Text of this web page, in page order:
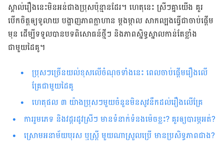
ស្គាល់​រឿង​នេះ​មិន​អន់​ជាង​ប្រុសប៉ុន្មានដែរ។ ហេតុនេះ ស្រីៗ​គ្នា​យើង​ គួរ​
បើក​ចិត្ត​ឲ្យ​ទូលាយ បង្ហាញ​ភាព​ក្លាហាន ម្តងម្កាល ​សាកល្បង​ធ្វើ​ជា​ចាប់ផ្តើម​
មុន​ ដើម្បី​ទទួល​បាន​បទ​ពិសោធន៍​ថ្មីៗ និង​ភាព​ស្និទ្ធ​ស្នាល​កាន់​តែ​ខ្លាំង​
ជាមួយ​ដៃគូ។​
ប្រុសៗច្រើនយល់ខុសលើចំណុចទាំងនេះ ពេលចាប់​ផ្ដើម​រឿងលើ
គ្រែជាមួយដៃគូ
ហេតុផល​ ៣ យ៉ាងប្រុសៗមួយចំនួន​មិន​សូវ​នឹកដល់​រឿងលើគ្រែ
ការរួមភេទ និងវដ្តរដូវស្រីៗ មានទំនាក់ទំនងម៉េចខ្លះ? គួរឲ្យបារម្ភអត់?
ស្រោមអនាម័យបុរស ឬស្ត្រី មួយណា​ស្រួលប្រើ មានប្រសិទ្ធភាព​ជាង?